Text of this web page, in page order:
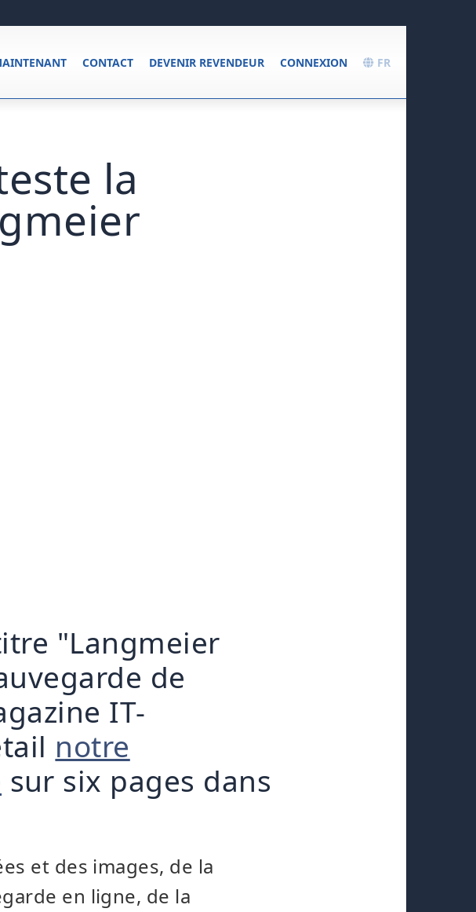
FR
CONNEXION
DEVENIR REVENDEUR
CONTACT
la
"Langmeier
de
IT-
notre
sur six pages dans
et des images, de la
en ligne, de la